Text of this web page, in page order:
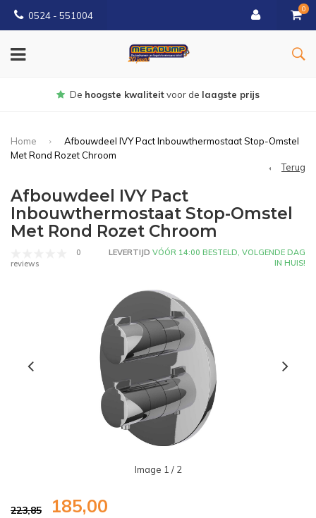
0524 - 551004
0
De hoogste kwaliteitvoor de laagste prijs
Home
Afbouwdeel IVY Pact Inbouwthermostaat Stop-Omstel
Met Rond Rozet Chroom
Terug
Afbouwdeel IVY Pact
Inbouwthermostaat Stop-Omstel
Met Rond Rozet Chroom
0
reviews
LEVERTIJD VÓÓR 14:00 BESTELD, VOLGENDE DAG
IN HUIS!
Image 1 / 2
223,85 185,00